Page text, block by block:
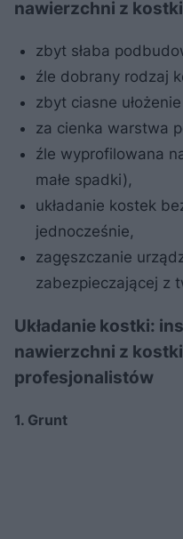
nawierzchni z
zbyt słaba
źle dobrany rodzaj
zbyt ciasne
za cienka warstwa
źle wyprofilowana
małe spadki),
układanie kostek
jednocześnie,
zagęszczanie
zabezpieczającej z
Układanie kostki:
nawierzchni z
profesjonalistów
1. Grunt